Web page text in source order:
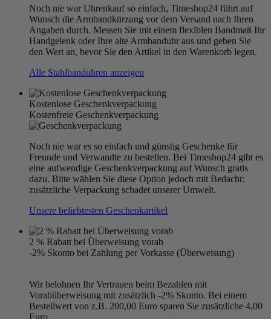
Noch nie war Uhrenkauf so einfach, Timeshop24 führt auf
Wunsch die Armbandkürzung vor dem Versand nach Ihren
Angaben durch. Messen Sie mit einem flexiblen Bandmaß Ihr
Handgelenk oder Ihre alte Armbanduhr aus und geben Sie
den Wert an, bevor Sie den Artikel in den Warenkorb legen.
Alle Stahlbanduhren anzeigen
Kostenlose Geschenkverpackung
Kostenfreie Geschenkverpackung
Noch nie war es so einfach und günstig Geschenke für
Freunde und Verwandte zu bestellen. Bei Timeshop24 gibt es
eine aufwendige Geschenkverpackung auf Wunsch gratis
dazu. Bitte wählen Sie diese Option jedoch mit Bedacht:
zusätzliche Verpackung schadet unserer Umwelt.
Unsere beliebtesten Geschenkartikel
2 % Rabatt bei Überweisung vorab
-2% Skonto bei Zahlung per Vorkasse (Überweisung)
Wir belohnen Ihr Vertrauen beim Bezahlen mit
Vorabüberweisung mit zusätzlich -2% Skonto. Bei einem
Bestellwert von z.B. 200,00 Euro sparen Sie zusätzliche 4,00
Euro.